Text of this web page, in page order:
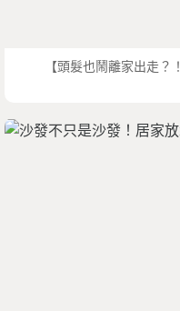
【頭髮也鬧離家出走？